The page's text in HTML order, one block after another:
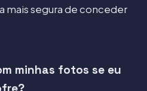
mais segura de conceder
minhas fotos se eu